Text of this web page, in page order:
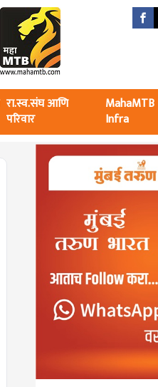
रा.स्व.संघ आणि
परिवार
MahaMTB
Infra